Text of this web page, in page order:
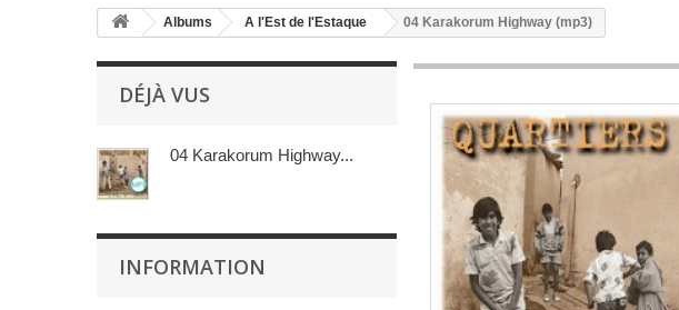
Albums A l'Est de l'Estaque 04 Karakorum Highway (mp3)
DÉJÀ VUS
04 Karakorum Highway...
INFORMATION